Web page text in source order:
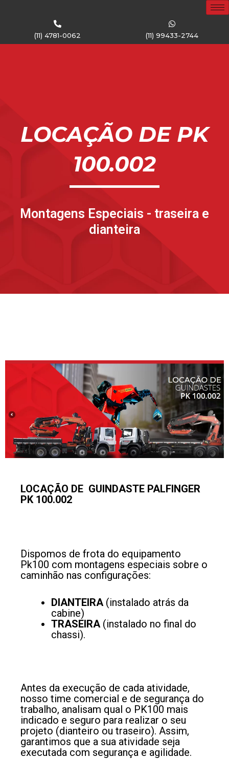
(11) 4781-0062 (11) 99433-2744
LOCAÇÃO DE PK
100.002
Montagens Especiais - traseira e
dianteira
LOCAÇÃO DE GUINDASTE PALFINGER
PK 100.002
Dispomos de frota do equipamento
Pk100 com montagens especiais sobre o
caminhão nas configurações:
DIANTEIRA (instalado atrás da
cabine)
TRASEIRA (instalado no final do
chassi).
Antes da execução de cada atividade,
nosso time comercial e de segurança do
trabalho, analisam qual o PK100 mais
indicado e seguro para realizar o seu
projeto (dianteiro ou traseiro). Assim,
garantimos que a sua atividade seja
executada com segurança e agilidade.